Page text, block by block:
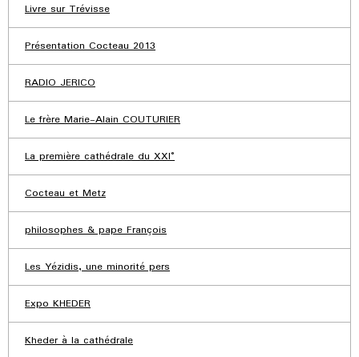
Livre sur Trévisse
Présentation Cocteau 2013
RADIO JERICO
Le frère Marie-Alain COUTURIER
La première cathédrale du XXI°
Cocteau et Metz
philosophes & pape François
Les Yézidis, une minorité pers
Expo KHEDER
Kheder à la cathédrale